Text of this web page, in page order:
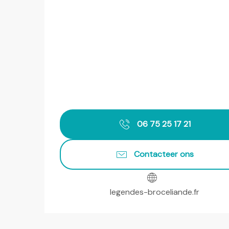
06 75 25 17 21
Contacteer ons
legendes-broceliande.fr